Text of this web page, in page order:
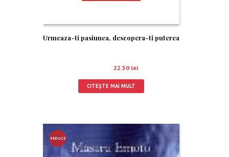
Urmeaza-ti pasiunea, descopera-ti puterea
22.50 lei
CITEȘTE MAI MULT
REDUCE